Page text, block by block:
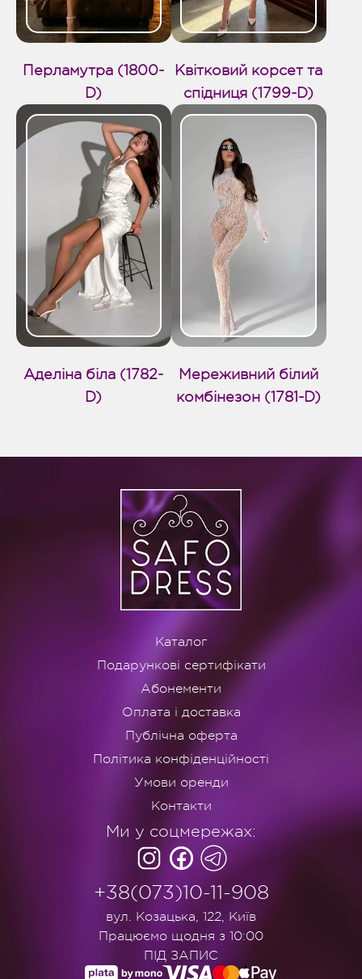
Перламутра (1800-
D)
Квітковий корсет та
спідниця (1799-D)
Аделіна біла (1782-
D)
Мереживний білий
комбінезон (1781-D)
Каталог
Подарункові сертифікати
Абонементи
Оплата і доставка
Публічна оферта
Політика конфіденційності
Умови оренди
Контакти
Ми у соцмережах:
+38(073)10-11-908
вул. Козацька, 122, Київ
Працюємо щодня з 10:00
ПІД ЗАПИС